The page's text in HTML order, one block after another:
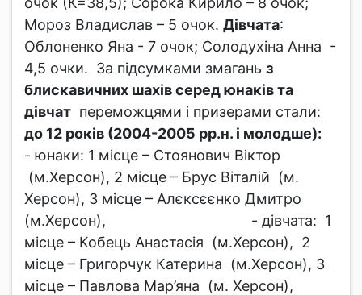
Мороз Владислав – 5 очок. Дівчата:
Облоненко Яна - 7 очок; Солодухіна Анна -
4,5 очки. За підсумками змагань з
блискавичних шахів серед юнаків та
дівчат переможцями і призерами стали:
до 12 років (2004-2005 рр.н. і молодше):
- юнаки: 1 місце – Стоянович Віктор
(м.Херсон), 2 місце – Брус Віталій (м.
Херсон), 3 місце – Алєксєєнко Дмитро
(м.Херсон), - дівчата: 1
місце – Кобець Анастасія (м.Херсон), 2
місце – Григорчук Катерина (м.Херсон), 3
місце – Павлова Мар’яна (м. Херсон),